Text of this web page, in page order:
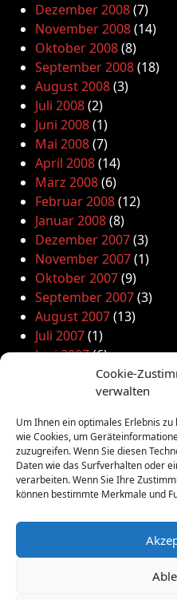
Cookie-
verwalten
Um Ihnen ein optimales Erlebnis
wie Cookies, um
zuzugreifen. Wenn Sie diesen
Daten wie das Surfverhalten oder
verarbeiten. Wenn Sie Ihre
können bestimmte Merkmale und
Dezember 2008(7)
November 2008(14)
Oktober 2008(8)
September 2008(18)
August 2008(3)
Juli 2008(2)
Juni 2008(1)
Mai 2008(7)
April 2008(14)
März 2008(6)
Februar 2008(12)
Januar 2008(8)
Dezember 2007(3)
November 2007(1)
Oktober 2007(9)
September 2007(3)
August 2007(13)
Juli 2007(1)
Juni 2007(6)
(12)
(7)
Februar 2007(9)
Januar 2007(7)
Dezember 2006(10)
November 2006(16)
September 2006(8)